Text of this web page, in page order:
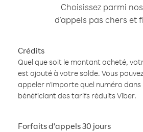
Choisissez parmi
d'appels pas chers et
Crédits
Quel que soit le montant acheté,
est ajouté à votre solde. Vous
appeler n'importe quel numéro dans
bénéficiant des tarifs réduits Viber.
Forfaits d'appels 30 jours